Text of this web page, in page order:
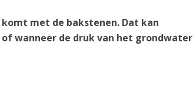
met de bakstenen. Dat kan
wanneer de druk van het grondwater